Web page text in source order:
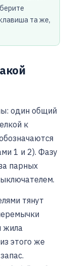
та же,
один общий
к
1 и 2). Фазу
парных
тянут
жила
этого же